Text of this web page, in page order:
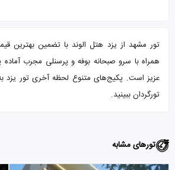
همراه با سرو صبحانه بوفه و پرسنلی مجرب آماده
عزیز است. پکیج‌های متنوع لحظه آخری تور یزد
تورگردان ببینید.
تورهای مشابه